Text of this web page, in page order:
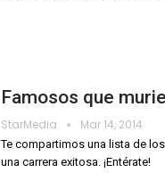
Famosos que
StarMedia Mar 14, 2014
Te compartimos una lista de
una carrera exitosa. ¡Entérate!